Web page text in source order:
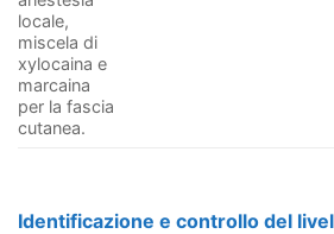
locale,
miscela di
xylocaina e
marcaina
per la fascia
cutanea.
Identificazione e controllo del